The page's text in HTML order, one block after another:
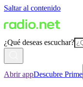
Saltar al contenido
¿Qué deseas escuchar?
Abrir appDescubre Prime